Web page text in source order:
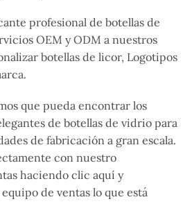
profesional de botellas de
OEM y ODM a nuestros
botellas de licor, Logotipos
que pueda encontrar los
de botellas de vidrio para
de fabricación a gran escala.
con nuestro
haciendo clic aquí y
de ventas lo que está